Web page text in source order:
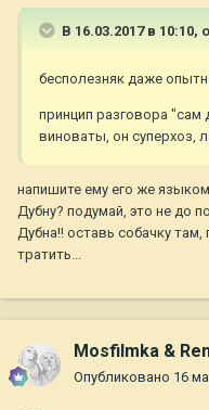
В 16.03.2017 в 10:10,
бесполезняк даже
принцип разговора "сам
виноваты, он суперхоз,
напишите ему его же языком
Дубну? подумай, это не до
Дубна!! оставь собачку
тратить...
Mosfilmka &
Опубликовано 16